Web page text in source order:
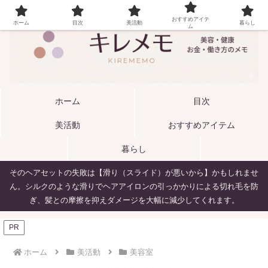
ホーム 目次
美活動 おすすめアイテム
暮らし
そのヘアセットの失敗は【滑り（スライド）が悪いから】かもしれませ
ん。シルクのような滑りでヘアアイロンの引っかかりによる切れ毛を防
ぎ、髪との摩擦を抑えダメージを大幅に減少してくれます。
PR
ホーム 美活動 美容室
ホーム 目次 美活動
おすすめアイテ
ム
暮らし